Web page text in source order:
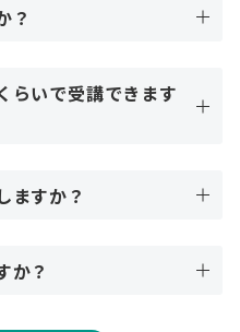
？
らいで受講できます
ますか？
か？